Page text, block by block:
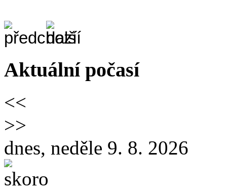
Aktuální počasí
<<
>>
dnes, neděle 9. 8. 2026